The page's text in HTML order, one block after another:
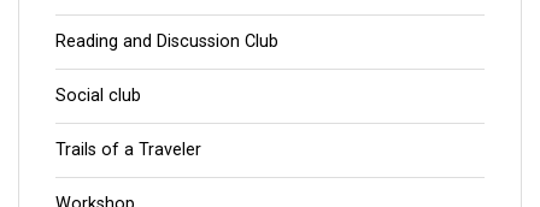
Reading and Discussion Club
Social club
Trails of a Traveler